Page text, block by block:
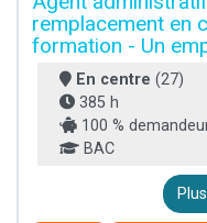
remplacement en
formation - Un
En centre (27)
385 h
100 %
BAC